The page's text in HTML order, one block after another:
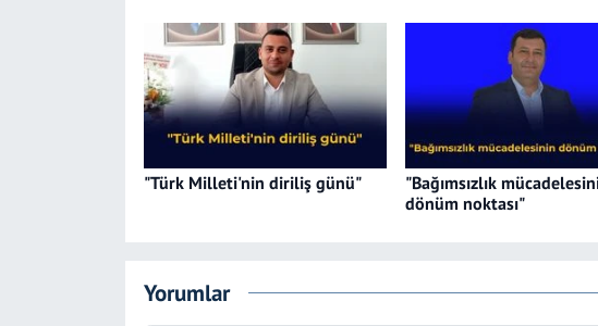
"Türk Milleti'nin diriliş günü"
"Bağımsızlık
dönüm noktası"
Yorumlar